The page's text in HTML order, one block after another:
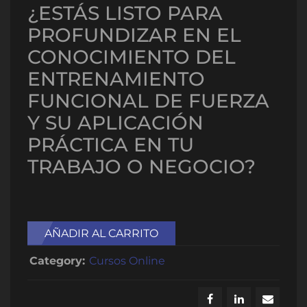
¿ESTÁS LISTO PARA
PROFUNDIZAR EN EL
CONOCIMIENTO DEL
ENTRENAMIENTO
FUNCIONAL DE FUERZA
Y SU APLICACIÓN
PRÁCTICA EN TU
TRABAJO O NEGOCIO?
AÑADIR AL CARRITO
Category: Cursos Online